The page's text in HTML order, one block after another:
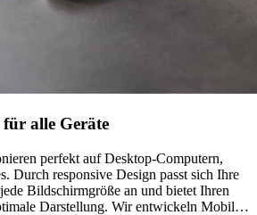
für alle Geräte
perfekt auf Desktop-Computern,
Durch responsive Design passt sich Ihre
Bildschirmgröße an und bietet Ihren
Darstellung. Wir entwickeln Mobile-